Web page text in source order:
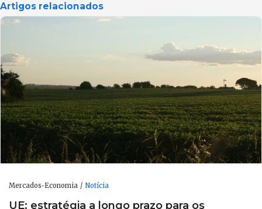
Artigos relacionados
Mercados-Economia Notícia
UE: estratégia a longo prazo para os